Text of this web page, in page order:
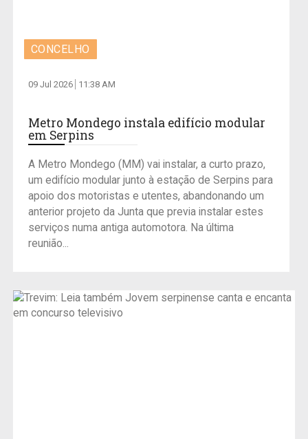
CONCELHO
09 Jul 2026 11:38 AM
Metro Mondego instala edifício modular
em Serpins
A Metro Mondego (MM) vai instalar, a curto prazo,
um edifício modular junto à estação de Serpins para
apoio dos motoristas e utentes, abandonando um
anterior projeto da Junta que previa instalar estes
serviços numa antiga automotora. Na última
reunião...